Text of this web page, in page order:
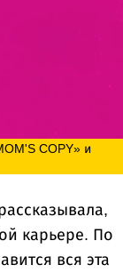
COPY» и
карьере. По
вся эта